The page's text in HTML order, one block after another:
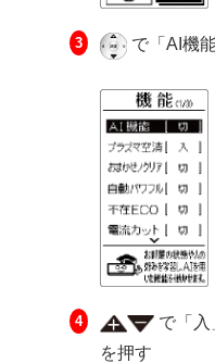
で「AI機
で「
を押す